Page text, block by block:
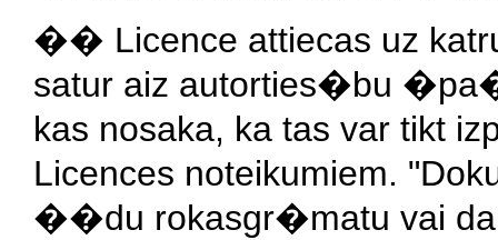
�� Licence attiecas uz
satur aiz autorties�bu
kas nosaka, ka tas var
Licences noteikumiem.
��du rokasgr�matu vai